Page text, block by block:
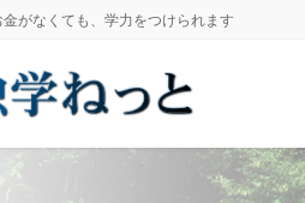
がなくても、学力をつけられます